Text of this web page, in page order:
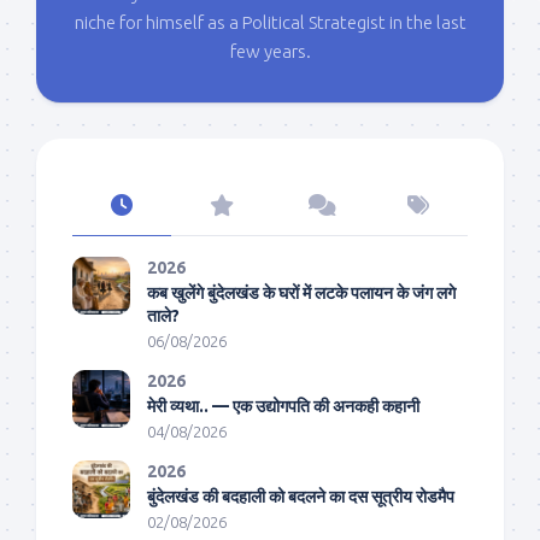
niche for himself as a Political Strategist in the last
few years.
2026
कब खुलेंगे बुंदेलखंड के घरों में लटके पलायन के जंग लगे
ताले?
06/08/2026
2026
मेरी व्यथा.. — एक उद्योगपति की अनकही कहानी
04/08/2026
2026
बुंदेलखंड की बदहाली को बदलने का दस सूत्रीय रोडमैप
02/08/2026